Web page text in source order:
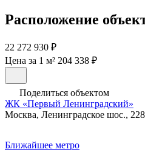
Расположение
22 272 930 ₽
Цена за 1 м² 204 338 ₽
Поделиться объектом
ЖК «Первый Ленинградский»
Москва, Ленинградское шос.,
Ближайшее метро